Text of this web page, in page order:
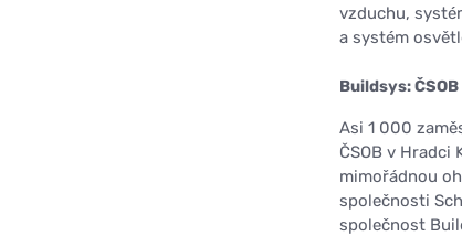
vzduchu,
a systém
Buildsys:
Asi 1 000
ČSOB v
mimořádnou
společnosti
společnost